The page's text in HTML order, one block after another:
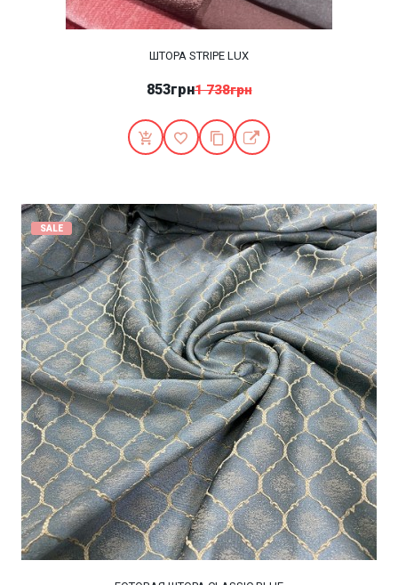
ШТОРА STRIPE LUX
853грн1 738грн
SALE